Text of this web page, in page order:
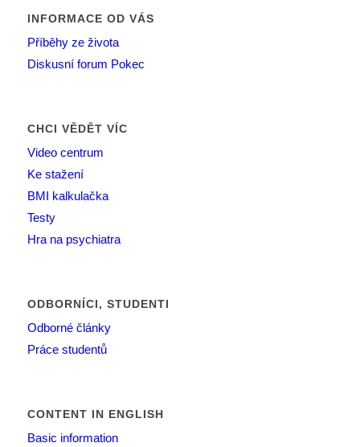
INFORMACE OD VÁS
Příběhy ze života
Diskusní forum Pokec
CHCI VĚDĚT VÍC
Video centrum
Ke stažení
BMI kalkulačka
Testy
Hra na psychiatra
ODBORNÍCI, STUDENTI
Odborné články
Práce studentů
CONTENT IN ENGLISH
Basic information